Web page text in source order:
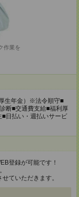
作業を
生年金）※法令順守■
断■交通費支給■福利厚
日払い・週払いサービ
登録が可能です！
ていただきます。